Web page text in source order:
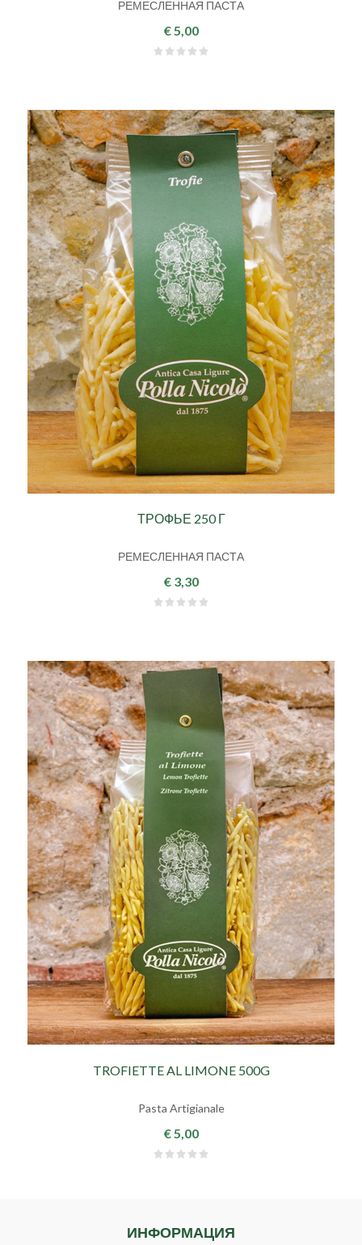
РЕМЕСЛЕННАЯ ПАСТА
€ 5,00
ТРОФЬЕ 250 Г
РЕМЕСЛЕННАЯ ПАСТА
€ 3,30
TROFIETTE AL LIMONE 500G
Pasta Artigianale
€ 5,00
ИНФОРМАЦИЯ